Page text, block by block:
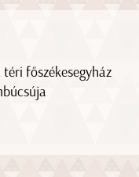
főszékesegyház